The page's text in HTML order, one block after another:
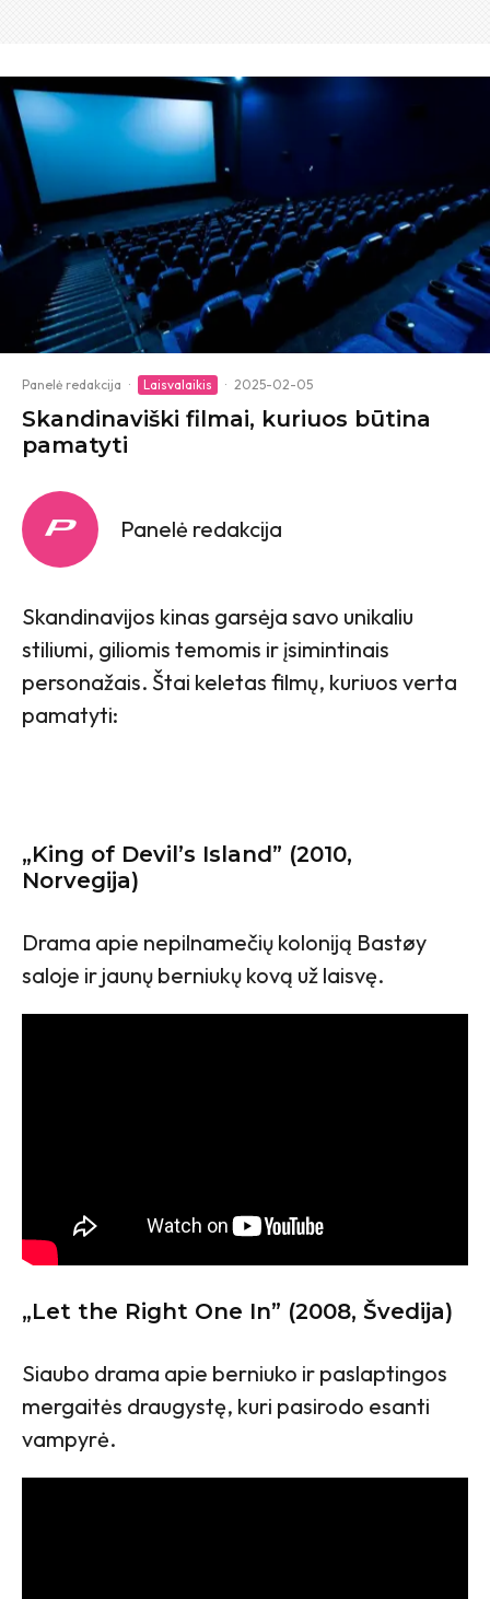
Panelė redakcija · Laisvalaikis · 2025-02-05
Skandinaviški filmai, kuriuos būtina
pamatyti
Panelė redakcija
Skandinavijos kinas garsėja savo unikaliu
stiliumi, giliomis temomis ir įsimintinais
personažais. Štai keletas filmų, kuriuos verta
pamatyti:
„King of Devil’s Island” (2010,
Norvegija)
Drama apie nepilnamečių koloniją Bastøy
saloje ir jaunų berniukų kovą už laisvę.
„Let the Right One In” (2008, Švedija)
Siaubo drama apie berniuko ir paslaptingos
mergaitės draugystę, kuri pasirodo esanti
vampyrė.